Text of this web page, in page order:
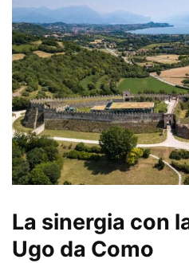
La sinergia con
Ugo da Como